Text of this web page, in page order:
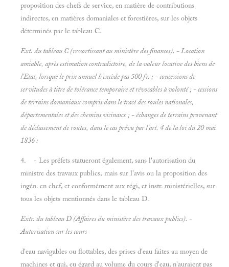
proposition des chefs de service, en matière de contributions
indirectes, en matières domaniales et forestières, sur les objets
déterminés par le tableau C.
Ext. du tableau C (ressortissant au ministère des finances). - Location
amiable, après estimation contradictoire, de la valeur locative des biens de
l'Etat, lorsque le prix annuel h'excède pas 500 fr. ; - concessions de
servitudes à titre de tolérance temporaire et révocables à volonté ; - cessions
de terrains domaniaux compris dans le tracé des roules nationales,
départementales et des chemins vicinaux ; - échanges de terrains provenant
de déclassement de routes, dans le cas prévu par l'art. 4 de la loi du 20 mai
1836 :
4. - Les préfets statueront également, sans l'autorisation du
ministre des travaux publics, mais sur l'avis ou la proposition des
ingén. en chef, et conformément aux régi, et instr. ministérielles, sur
tous les objets mentionnés dans le tableau D.
Extr. du tableau D (Affaires du ministère des travaux publics). -
Autorisation sur les cours
d'eau navigables ou flottables, des prises d'eau faites au moyen de
machines et qui, eu égard au volume du cours d'eau, n'auraient pas